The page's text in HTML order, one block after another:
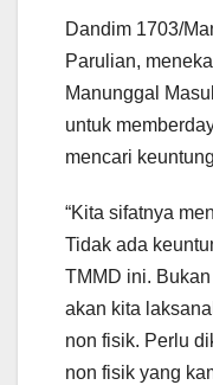
Dandim 1703/
Parulian,
Manunggal
untuk
mencari
“Kita sifatnya
Tidak ada
TMMD ini.
akan kita
non fisik. Perlu
non fisik yang